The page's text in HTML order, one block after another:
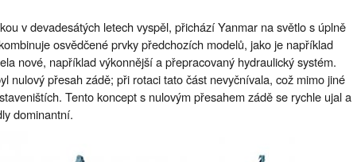
v devadesátých letech vyspěl, přichází Yanmar na světlo s úplně
osvědčené prvky předchozích modelů, jako je například
nové, například výkonnější a přepracovaný hydraulický systém.
nulový přesah zádě; při rotaci tato část nevyčnívala, což mimo jiné
Tento koncept s nulovým přesahem zádě se rychle ujal a
dominantní.